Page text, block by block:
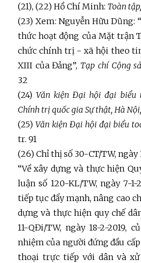
(21), (22) Hồ Chí Minh: Toàn
(23) Xem: Nguyễn Hữu
thức hoạt động của Mặt trận
chức chính trị - xã hội theo
XIII của Đảng”,Tạp chí Cộng
32
(24)Văn kiện Đại hội đại
Chính trị quốc gia Sự thật, Hà
(25) Văn kiện Đại hội đại biểu
tr. 91
(26) Chỉ thị số 30-CT/TW, ngày
“Về xây dựng và thực hiện
luận số 120-KL/TW, ngày 7-
tiếp tục đẩy mạnh, nâng cao
dựng và thực hiện quy chế
11-QĐi/TW, ngày 18-2-2019,
nhiệm của người đứng đầu
thoại trực tiếp với dân và